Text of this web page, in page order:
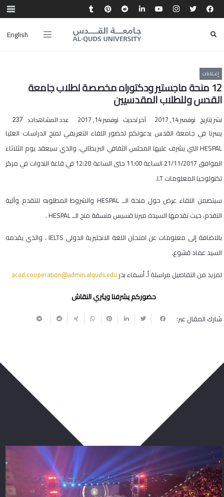
English
إعـلانات
12 منحة ماجستير ودكتوراه مخصصة لطلاب جامعة
القدس وللطلاب المقدسيين
نشر بتاريخ نوفمبر 14, 2017 آخر تحديث نوفمبر 14, 2017 عدد المشاهدات: 237
يسرنا في جامعة القدس بدعوتكم لحضور اللقاء التعريفي لمنح الدراسات العليا
HESPAL التي يشرف عليها المجلس الثقافي البريطاني، والذي سيعقد يوم الثلاثاء
الموافق 21/11/2017 الساعة 11:00 حتى الساعة 12:20 في قاعة الندوات في مركز
تكنولوجيا المعلومات I.T.
سيتضمن اللقاء عرض حول منحة الــ HESPAL والشروط المطلوبه للتقدم وآلية
التقدم، حيث تقدمها السيدة ميرنا قسيس منسقة منح الــ HESPAL .
بالاضافة إلى معلومات عن امتحان اللغة الانجليزية الدولي IELTS ، والذي يقدمه
السيد عماد قشوع.
لمزيد من التفاصيل مراسلة أ. أسماء بدر acad.cooperation@admin.alquds.edu
حضوركم يشرفنا ويثري النقاش
شارك المقال عبر: